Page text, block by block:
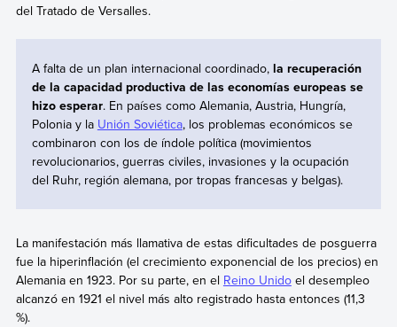
del Tratado de Versalles.
A falta de un plan internacional coordinado, la recuperación
de la capacidad productiva de las economías europeas se
hizo esperar. En países como Alemania, Austria, Hungría,
Polonia y la Unión Soviética, los problemas económicos se
combinaron con los de índole política (movimientos
revolucionarios, guerras civiles, invasiones y la ocupación
del Ruhr, región alemana, por tropas francesas y belgas).
La manifestación más llamativa de estas dificultades de posguerra
fue la hiperinflación (el crecimiento exponencial de los precios) en
Alemania en 1923. Por su parte, en el Reino Unidoel desempleo
alcanzó en 1921 el nivel más alto registrado hasta entonces (11,3
%).